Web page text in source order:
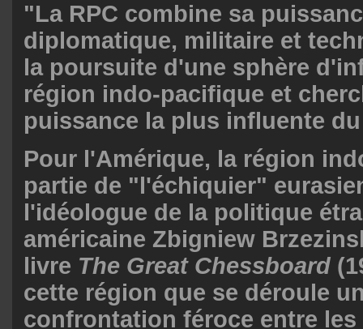
"La RPC combine sa
diplomatique, militaire et
la poursuite d'une sphère
région indo-pacifique et
puissance la plus influente
Pour l'Amérique, la région
partie de "l'échiquier"
l'idéologue de la politique
américaine Zbigniew
livre The Great Chessboard
cette région que se déroule
confrontation féroce entre les